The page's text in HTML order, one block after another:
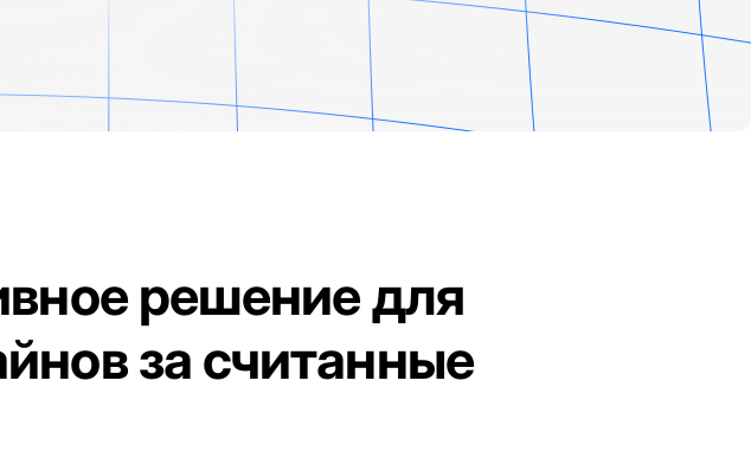
решение для
за считанные